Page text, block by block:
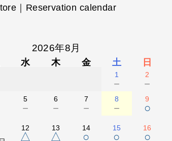
｜Reservation calendar
2026年8月
水 木 金 土 日
1
－
2
－
5
－
6
－
7
－
8
－
9
○
12
△
13
△
14
○
15
○
16
○